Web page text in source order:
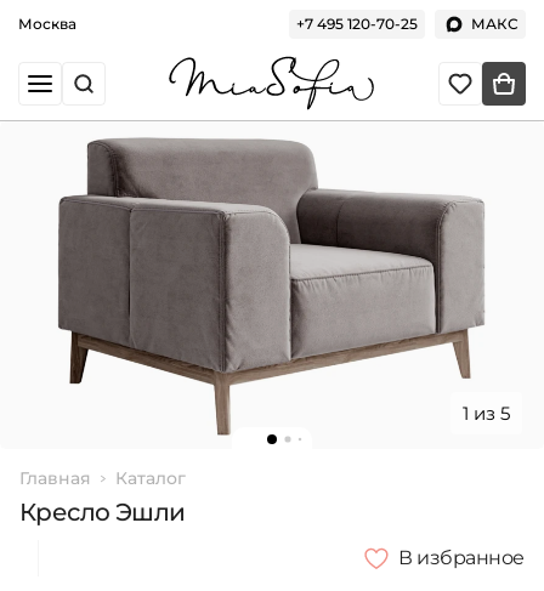
Москва +7 495 120-70-25 МАКС
1 из 5
Главная Каталог
Кресло Эшли
В избранное